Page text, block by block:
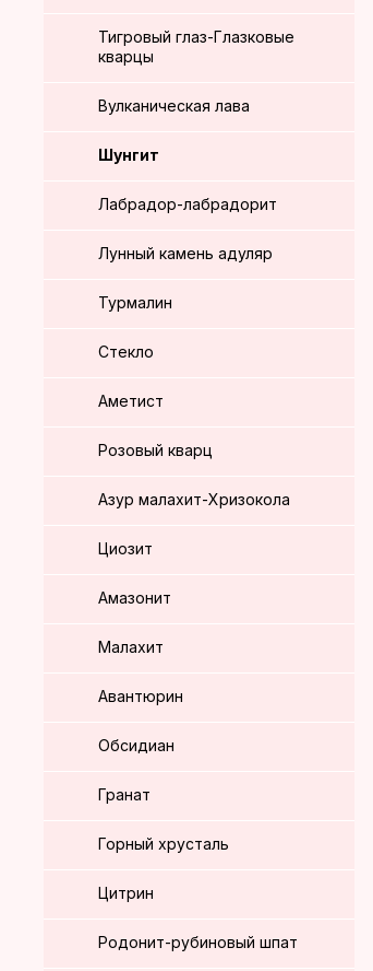
Тигровый глаз-Глазковые
кварцы
Вулканическая лава
Шунгит
Лабрадор-лабрадорит
Лунный камень адуляр
Турмалин
Стекло
Аметист
Розовый кварц
Азур малахит-Хризокола
Циозит
Амазонит
Малахит
Авантюрин
Обсидиан
Гранат
Горный хрусталь
Цитрин
Родонит-рубиновый шпат